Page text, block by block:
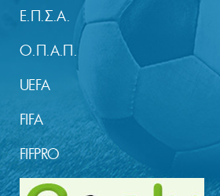
Ε.Π.Σ.Α.
Ο.Π.Α.Π.
UEFA
FIFA
FIFPRO